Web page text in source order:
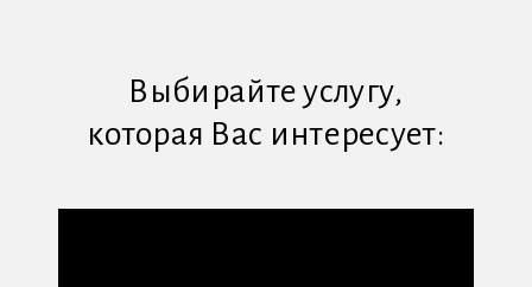
Выбирайте услугу,
которая Вас интересует: